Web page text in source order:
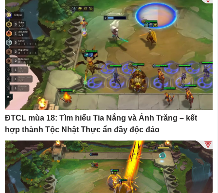
ĐTCL mùa 18: Tìm hiểu Tia Nắng và Ánh Trăng – kết
hợp thành Tộc Nhật Thực ẩn đầy độc đáo